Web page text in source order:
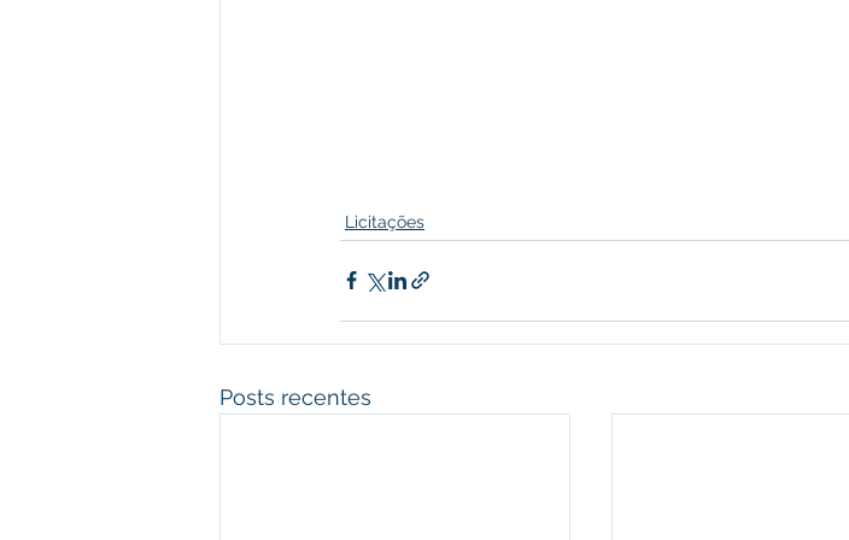
Licitações
Posts recentes